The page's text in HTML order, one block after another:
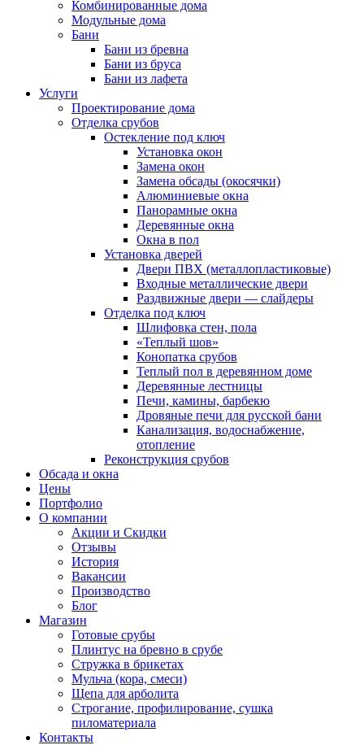
Комбинированные дома
Модульные дома
Бани
Бани из бревна
Бани из бруса
Бани из лафета
Услуги
Проектирование дома
Отделка срубов
Остекление под ключ
Установка окон
Замена окон
Замена обсады (окосячки)
Алюминиевые окна
Панорамные окна
Деревянные окна
Окна в пол
Установка дверей
Двери ПВХ (металлопластиковые)
Входные металлические двери
Раздвижные двери — слайдеры
Отделка под ключ
Шлифовка стен, пола
«Теплый шов»
Конопатка срубов
Теплый пол в деревянном доме
Деревянные лестницы
Печи, камины, барбекю
Дровяные печи для русской бани
Канализация, водоснабжение,
отопление
Реконструкция срубов
Обсада и окна
Цены
Портфолио
О компании
Акции и Скидки
Отзывы
История
Вакансии
Производство
Блог
Магазин
Готовые срубы
Плинтус на бревно в срубе
Стружка в брикетах
Мульча (кора, смеси)
Щепа для арболита
Строгание, профилирование, сушка
пиломатериала
Контакты